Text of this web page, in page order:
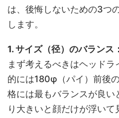
は、後悔しないための3つ
します。
1. サイズ（径）のバランス：
まず考えるべきはヘッド
的には180φ（パイ）前後
格には最もバランスが良い
り大きいと顔だけが浮い